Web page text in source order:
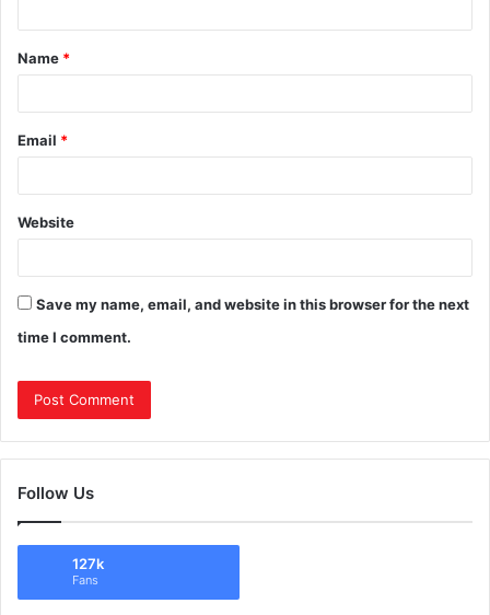
Name *
Email *
Website
Save my name, email, and website in this browser for the next
time I comment.
Follow Us
127k
Fans